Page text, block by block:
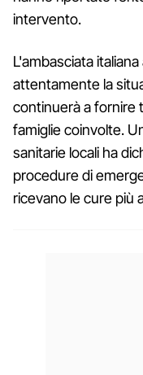
intervento.
L'ambasciata
attentamente la
continuerà a fornire
famiglie coinvolte.
sanitarie locali ha
procedure di
ricevano le cure più